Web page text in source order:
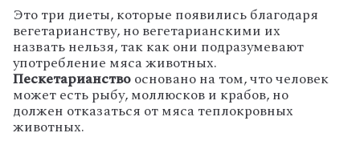
Это три диеты, которые появились благодаря
вегетарианству, но вегетарианскими их
назвать нельзя, так как они подразумевают
употребление мяса животных.
Пескетарианствоосновано на том, что человек
может есть рыбу, моллюсков и крабов, но
должен отказаться от мяса теплокровных
животных.